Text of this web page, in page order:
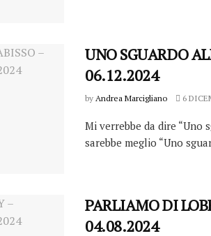
UNO SGUARDO
06.12.2024
by Andrea Marcigliano 6
Mi verrebbe da dire “Uno
sarebbe meglio “Uno
PARLIAMO DI
04.08.2024